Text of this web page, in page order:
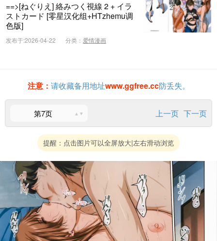
==>[ねぐりえ] 絡みつく視線 2 + イラ
ストカード [零星汉化组+HTzhemu调
色版]
发布于:2026-04-22 分类： 爱情漫画
注意： 请收藏备用地址www.ggfree.cc防丢失。
第7页 上一页 下一页
提醒：点击图片可以全屏放大|左右滑动浏览